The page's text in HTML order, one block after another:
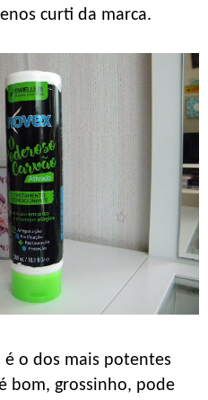
curti da marca.
o dos mais potentes
bom, grossinho, pode